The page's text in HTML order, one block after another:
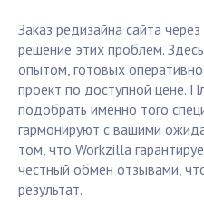
Заказ редизайна сайта
решение этих проблем.
опытом, готовых
проект по доступной цене.
подобрать именно того
гармонируют с вашими
том, что Workzilla
честный обмен отзывами,
результат.